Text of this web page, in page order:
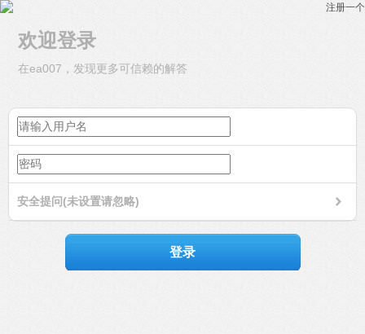
注册一个
欢迎登录
在ea007，发现更多可信赖的解答
安全提问(未设置请忽略)
登录